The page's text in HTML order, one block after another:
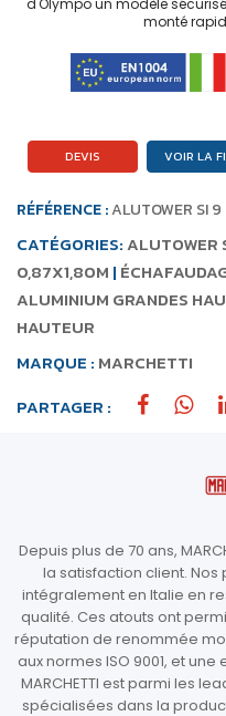
d'Olympo un modèle
monté
RÉFÉRENCE :ALUTOWER SI
CATÉGORIES:ALUTOWER
0,87X1,80M |
ALUMINIUM GRANDES
HAUTEUR
MARQUE : MARCHETTI
PARTAGER :
DEVIS VOIR LA
Depuis plus de 70 ans,
la satisfaction client.
intégralement en Italie en
qualité. Ces atouts ont
réputation de renommée
aux normes ISO 9001, et
MARCHETTI est parmi les
spécialisées dans la